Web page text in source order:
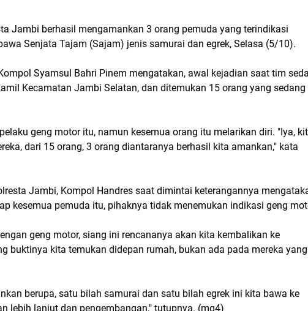
Jambi berhasil mengamankan 3 orang pemuda yang terindikasi
Senjata Tajam (Sajam) jenis samurai dan egrek, Selasa (5/10).
Syamsul Bahri Pinem mengatakan, awal kejadian saat tim
Kecamatan Jambi Selatan, dan ditemukan 15 orang yang sedang
geng motor itu, namun kesemua orang itu melarikan diri. "Iya,
dari 15 orang, 3 orang diantaranya berhasil kita amankan," kata
Jambi, Kompol Handres saat dimintai keterangannya
kesemua pemuda itu, pihaknya tidak menemukan indikasi geng
geng motor, siang ini rencananya akan kita kembalikan ke
buktinya kita temukan didepan rumah, bukan ada pada mereka yang
berupa, satu bilah samurai dan satu bilah egrek ini kita bawa ke
lebih lanjut dan pengembangan," tutupnya. (mg4)